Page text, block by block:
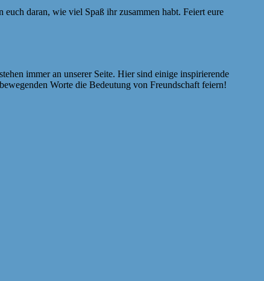
daran, wie viel Spaß ihr zusammen habt. Feiert eure
immer an unserer Seite. Hier sind einige inspirierende
Worte die Bedeutung von Freundschaft feiern!